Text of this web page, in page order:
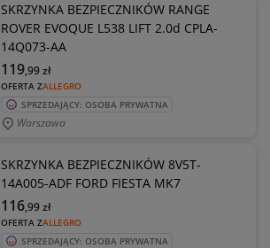
SKRZYNKA BEZPIECZNIKÓW RANGE
ROVER EVOQUE L538 LIFT 2.0d CPLA-
14Q073-AA
OFERTA ZALLEGRO
119,99zł
SPRZEDAJĄCY: OSOBA PRYWATNA
Warszawa
SKRZYNKA BEZPIECZNIKÓW 8V5T-
14A005-ADF FORD FIESTA MK7
OFERTA ZALLEGRO
116,99zł
SPRZEDAJĄCY: OSOBA PRYWATNA